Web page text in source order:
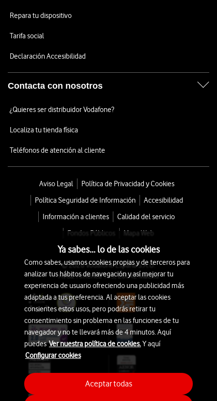
Repara tu dispositivo
Tarifa social
Declaración Accesibilidad
Contacta con nosotros
¿Quieres ser distribuidor Vodafone?
Localiza tu tienda física
Teléfonos de atención al cliente
Aviso Legal
Política de Privacidad y Cookies
Política Seguridad de Información
Accesibilidad
Información a clientes
Calidad del servicio
Fondos Públicos
Mapa Web
© 2026 Vodafone España S.A.U.
Avda. América 115, 28042 Madrid
Ya sabes... lo de las cookies
Como sabes, usamos cookies propias y de terceros para
analizar tus hábitos de navegación y así mejorar tu
experiencia de usuario ofreciendo una publicidad más
adaptada a tus preferencia. Al aceptar las cookies
consientes estos usos, pero podrás retirar tu
consentimiento sin problema en las funciones de tu
navegador y no te llevará más de 4 minutos. Aquí
puedesVer nuestra política de cookies.Y aquí
Configurar cookies
Aceptar todas